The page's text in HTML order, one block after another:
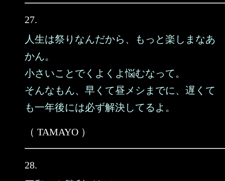
27.
人生は祭りなんだから、もっと楽しまなあ
かん。
小さいことでくよくよ悩むなって。
そんなもん、早くて昼メシまでに、遅くて
も一年後には必ず解決してるよ。
（ TAMAYO ）
28.